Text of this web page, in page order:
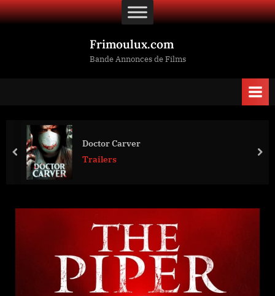
Skip
to
Frimoulux.com
Bande Annonces de Films
Doctor Carver
Trailers
prev